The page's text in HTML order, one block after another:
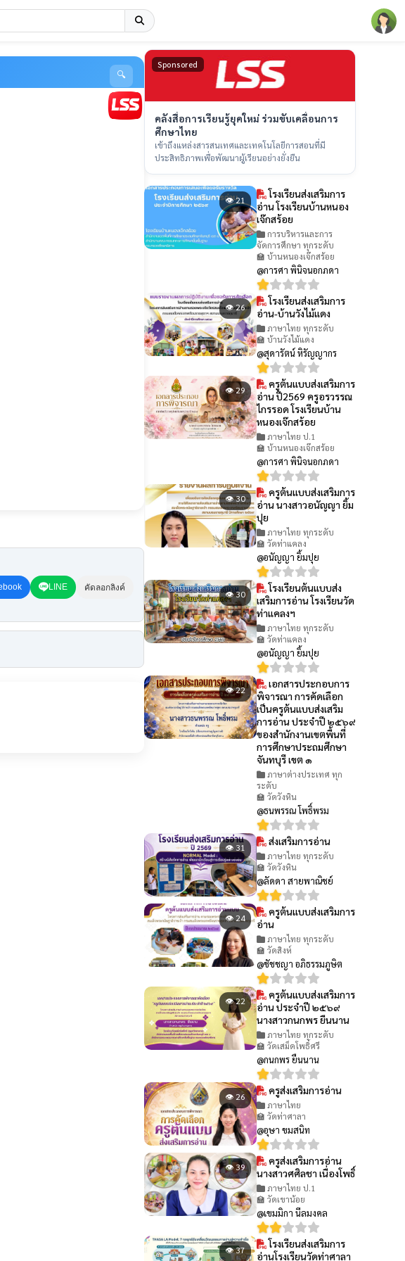
🔍
LINE คัดลอกลิงค์
Sponsored
คลังสื่อการเรียนรู้ยุคใหม่ ร่วมขับเคลื่อนการ
ศึกษาไทย
เข้าถึงแหล่งสารสนเทศและเทคโนโลยีการสอนที่มี
ประสิทธิภาพเพื่อพัฒนาผู้เรียนอย่างยั่งยืน
👁 21
โรงเรียนส่งเสริมการ
อ่าน โรงเรียนบ้านหนอง
เจ๊กสร้อย
การบริหารและการ
จัดการศึกษา ทุกระดับ
🏫 บ้านหนองเจ๊กสร้อย
@การศา พินิจนอกภดา
👁 26
โรงเรียนส่งเสริมการ
อ่าน-บ้านวังไม้แดง
ภาษาไทย ทุกระดับ
🏫 บ้านวังไม้แดง
@สุดารัตน์ หิรัญญากร
👁 29
ครูต้นแบบส่งเสริมการ
อ่าน ปี2569 ครูอรวรรณ
ไกรรอด โรงเรียนบ้าน
หนองเจ๊กสร้อย
ภาษาไทย ป.1
🏫 บ้านหนองเจ๊กสร้อย
@การศา พินิจนอกภดา
👁 30
ครูต้นแบบส่งเสริมการ
อ่าน นางสาวอนัญญา ยิ้ม
ปุย
ภาษาไทย ทุกระดับ
🏫 วัดท่าแคลง
@อนัญญา ยิ้มปุย
👁 30
โรงเรียนต้นแบบส่ง
เสริมการอ่าน โรงเรียนวัด
ท่าแคลงฯ
ภาษาไทย ทุกระดับ
🏫 วัดท่าแคลง
@อนัญญา ยิ้มปุย
👁 22
เอกสารประกอบการ
พิจารณา การคัดเลือก
เป็นครูต้นแบบส่งเสริม
การอ่าน ประจำปี ๒๕๖๙
ของสำนักงานเขตพื้นที่
การศึกษาประถมศึกษา
จันทบุรี เขต ๑
ภาษาต่างประเทศ ทุก
ระดับ
🏫 วัดวังหิน
@ธนพรรณ โพธิ์พรม
👁 31 ส่งเสริมการอ่าน
ภาษาไทย ทุกระดับ
🏫 วัดวังหิน
@ลัดดา สายพาณิชย์
👁 24
ครูต้นแบบส่งเสริมการ
อ่าน
ภาษาไทย ทุกระดับ
🏫 วัดสิงห์
@ชัชชญา อภิธรรมภูษิต
👁 22
ครูต้นแบบส่งเสริมการ
อ่าน ประจำปี ๒๕๖๙
นางสาวกนกพร ยืนนาน
ภาษาไทย ทุกระดับ
🏫 วัดเสม็ดโพธิ์ศรี
@กนกพร ยืนนาน
👁 26 ครูส่งเสริมการอ่าน
ภาษาไทย
🏫 วัดท่าศาลา
@อุษา ขมสนิท
👁 39
ครูส่งเสริมการอ่าน
นางสาวศศิลชา เนื่องโพธิ์
ภาษาไทย ป.1
🏫 วัดเขาน้อย
@เขมมิกา นีลมงคล
👁 37
โรงเรียนส่งเสริมการ
อ่านโรงเรียนวัดท่าศาลา